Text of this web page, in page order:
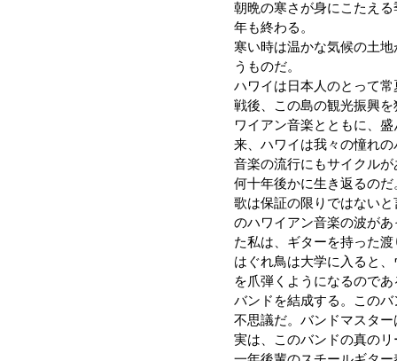
朝晩の寒さが身にこたえ
年も終わる。
寒い時は温かな気候の土
うものだ。
ハワイは日本人のとって
戦後、この島の観光振興
ワイアン音楽とともに、
来、ハワイは我々の憧れ
音楽の流行にもサイクル
何十年後かに生き返るの
歌は保証の限りではない
のハワイアン音楽の波が
た私は、ギターを持った
はぐれ鳥は大学に入ると
を爪弾くようになるので
バンドを結成する。この
不思議だ。バンドマスタ
実は、このバンドの真の